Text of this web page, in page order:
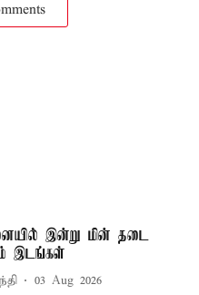
இன்று மின் தடை
இடங்கள்
03 Aug 2026